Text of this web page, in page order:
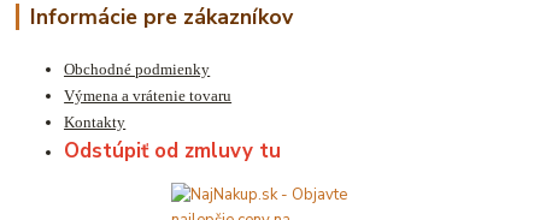
Informácie pre zákazníkov
Obchodné podmienky
Výmena a vrátenie tovaru
Kontakty
Odstúpiť od zmluvy tu